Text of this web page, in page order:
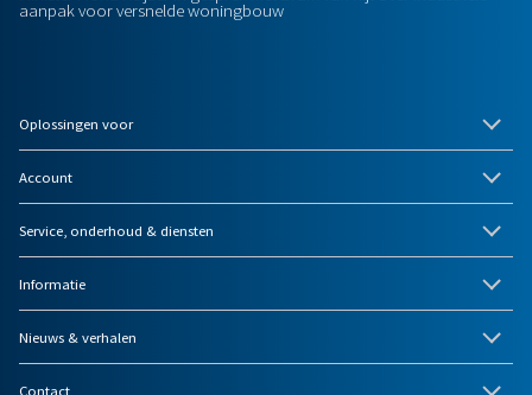
aanpak voor versnelde woningbouw
Oplossingen voor
Account
Service, onderhoud & diensten
Informatie
Nieuws & verhalen
Contact